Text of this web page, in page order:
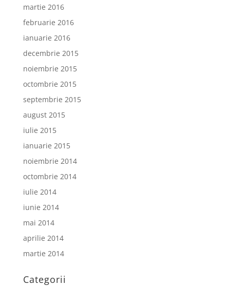
martie 2016
februarie 2016
ianuarie 2016
decembrie 2015
noiembrie 2015
octombrie 2015
septembrie 2015
august 2015
iulie 2015
ianuarie 2015
noiembrie 2014
octombrie 2014
iulie 2014
iunie 2014
mai 2014
aprilie 2014
martie 2014
Categorii